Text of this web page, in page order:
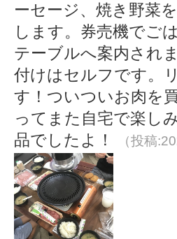
ーセージ、焼き野菜
します。券売機でご
テーブルへ案内され
付けはセルフです。
す！ついついお肉を
ってまた自宅で楽し
品でしたよ！
（投稿